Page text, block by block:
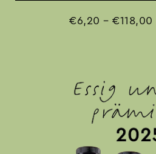
€6,20 –€118,00